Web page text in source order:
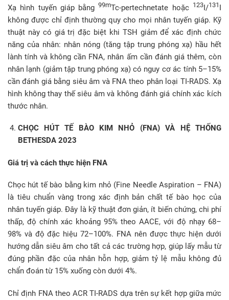
Xạ hình tuyến giáp bằng99mTc-pertechnetate hoặc 123I/131 I
không được chỉ định thường quy cho mọi nhân tuyến giáp. Kỹ
thuật này có giá trị đặc biệt khi TSH giảm để xác định chức
năng của nhân: nhân nóng (tăng tập trung phóng xạ) hầu hết
lành tính và không cần FNA, nhân ấm cần đánh giá thêm, còn
nhân lạnh (giảm tập trung phóng xạ) có nguy cơ ác tính 5–15%
cần đánh giá bằng siêu âm và FNA theo phân loại TI-RADS. Xạ
hình không thay thế siêu âm và không đánh giá chính xác kích
thước nhân.
CHỌC HÚT TẾ BÀO KIM NHỎ (FNA) VÀ HỆ THỐNG
BETHESDA 2023
Giá trị và cách thực hiện FNA
Chọc hút tế bào bằng kim nhỏ (Fine Needle Aspiration – FNA)
là tiêu chuẩn vàng trong xác định bản chất tế bào học của
nhân tuyến giáp. Đây là kỹ thuật đơn giản, ít biến chứng, chi phí
thấp, độ chính xác khoảng 95% theo AACE, với độ nhạy 68–
98% và độ đặc hiệu 72–100%. FNA nên được thực hiện dưới
hướng dẫn siêu âm cho tất cả các trường hợp, giúp lấy mẫu từ
đúng phần đặc của nhân hỗn hợp, giảm tỷ lệ mẫu không đủ
chẩn đoán từ 15% xuống còn dưới 4%.
Chỉ định FNA theo ACR TI-RADS dựa trên sự kết hợp giữa mức